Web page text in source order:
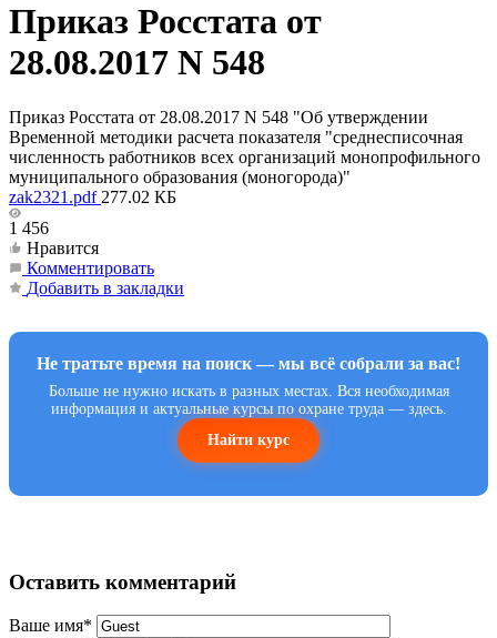
Приказ Росстата от
28.08.2017 N 548
Приказ Росстата от 28.08.2017 N 548 "Об утверждении
Временной методики расчета показателя "среднесписочная
численность работников всех организаций монопрофильного
муниципального образования (моногорода)"
zak2321.pdf 277.02 КБ
1 456
Нравится
Комментировать
Добавить в закладки
Не тратьте время на поиск — мы всё собрали за вас!
Больше не нужно искать в разных местах. Вся необходимая
информация и актуальные курсы по охране труда — здесь.
Найти курс
Оставить комментарий
Ваше имя*